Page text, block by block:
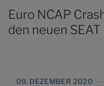
Euro NCAP
den neuen SEAT
09. DEZEMBER 2020